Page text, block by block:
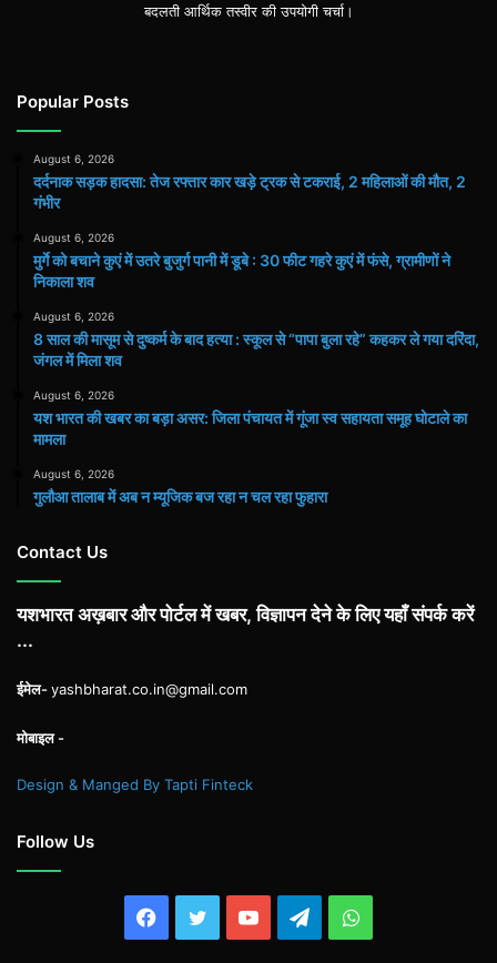
बदलती आर्थिक तस्वीर की उपयोगी चर्चा।
Popular Posts
August 6, 2026
दर्दनाक सड़क हादसा: तेज रफ्तार कार खड़े ट्रक से टकराई, 2 महिलाओं की मौत, 2
गंभीर
August 6, 2026
मुर्गे को बचाने कुएं में उतरे बुजुर्ग पानी में डूबे : 30 फीट गहरे कुएं में फंसे, ग्रामीणों ने
निकाला शव
August 6, 2026
8 साल की मासूम से दुष्कर्म के बाद हत्या : स्कूल से “पापा बुला रहे” कहकर ले गया दरिंदा,
जंगल में मिला शव
August 6, 2026
यश भारत की खबर का बड़ा असर: जिला पंचायत में गूंजा स्व सहायता समूह घोटाले का
मामला
August 6, 2026
गुलौआ तालाब में अब न म्यूजिक बज रहा न चल रहा फुहारा
Contact Us
यशभारत अख़बार और पोर्टल में खबर, विज्ञापन देने के लिए यहाँ संपर्क करें
...
ईमेल-yashbharat.co.in@gmail.com
मोबाइल -
Design & Manged By Tapti Finteck
Follow Us
Facebook
TwitterYouTubeTelegramWhatsApp